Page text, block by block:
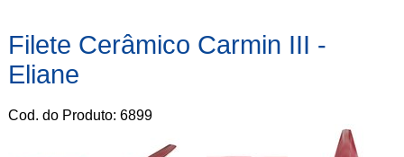
Filete Cerâmico Carmin III -
Eliane
Cod. do Produto: 6899